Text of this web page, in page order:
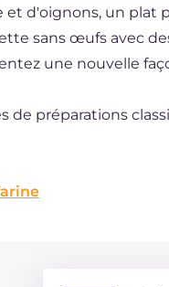
d'oignons, un plat
sans œufs avec
une nouvelle
de préparations